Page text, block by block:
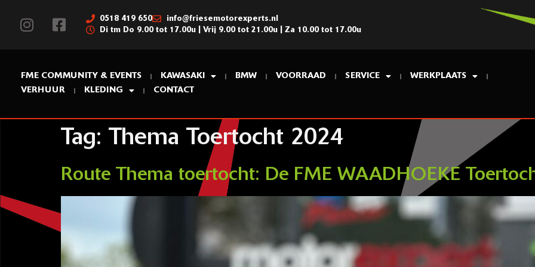
0518 419 650
info@friesemotorexperts.nl
Di tm Do 9.00 tot 17.00u | Vrij 9.00 tot 21.00u | Za 10.00 tot 17.00u
FME COMMUNITY & EVENTS KAWASAKI BMW VOORRAAD SERVICE
WERKPLAATS
VERHUUR
KLEDING CONTACT
Tag: Thema Toertocht 2024
Route Thema toertocht: De FME WAADHOEKE